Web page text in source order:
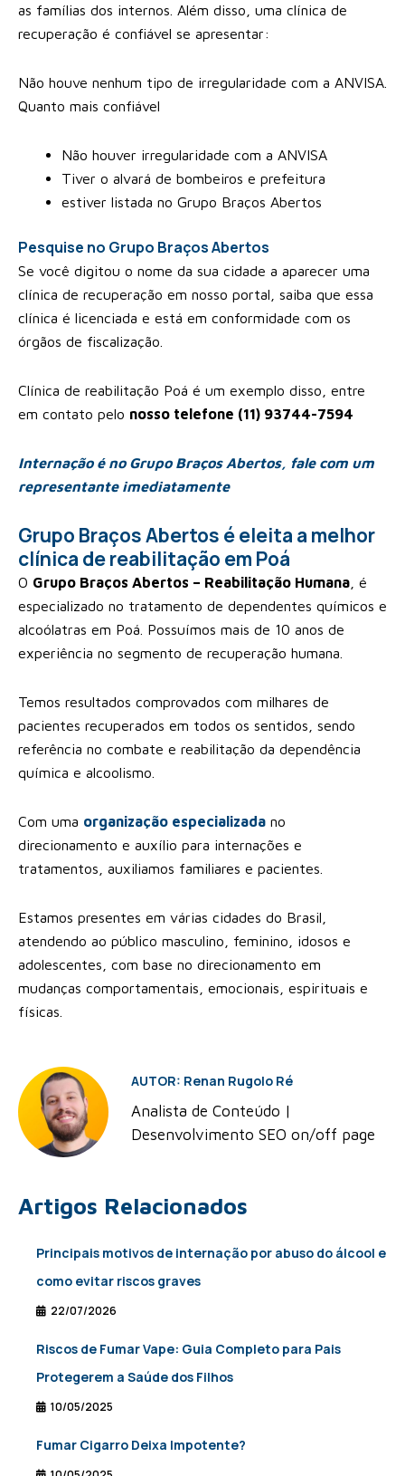
as famílias dos internos. Além disso, uma clínica de
recuperação é confiável se apresentar:
Não houve nenhum tipo de irregularidade com a ANVISA.
Quanto mais confiável
Não houver irregularidade com a ANVISA
Tiver o alvará de bombeiros e prefeitura
estiver listada no Grupo Braços Abertos
Pesquise no Grupo Braços Abertos
Se você digitou o nome da sua cidade a aparecer uma
clínica de recuperação em nosso portal, saiba que essa
clínica é licenciada e está em conformidade com os
órgãos de fiscalização.
Clínica de reabilitação Poá é um exemplo disso, entre
em contato pelo nosso telefone (11) 93744-7594
Internação é no Grupo Braços Abertos, fale com um
representante imediatamente
Grupo Braços Abertos é eleita a melhor
clínica de reabilitação em Poá
O Grupo Braços Abertos – Reabilitação Humana , é
especializado no tratamento de dependentes químicos e
alcoólatras em Poá. Possuímos mais de 10 anos de
experiência no segmento de recuperação humana.
Temos resultados comprovados com milhares de
pacientes recuperados em todos os sentidos, sendo
referência no combate e reabilitação da dependência
química e alcoolismo.
Com uma organização especializada no
direcionamento e auxílio para internações e
tratamentos, auxiliamos familiares e pacientes.
Estamos presentes em várias cidades do Brasil,
atendendo ao público masculino, feminino, idosos e
adolescentes, com base no direcionamento em
mudanças comportamentais, emocionais, espirituais e
físicas.
AUTOR: Renan Rugolo Ré
Analista de Conteúdo |
Desenvolvimento SEO on/off page
Artigos Relacionados
Principais motivos de internação por abuso do álcool e
como evitar riscos graves
22/07/2026
Riscos de Fumar Vape: Guia Completo para Pais
Protegerem a Saúde dos Filhos
10/05/2025
Fumar Cigarro Deixa Impotente?